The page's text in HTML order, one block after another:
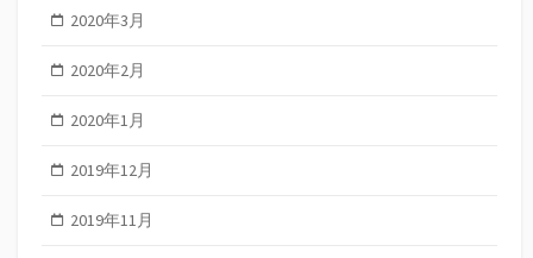
2020年3月
2020年2月
2020年1月
2019年12月
2019年11月